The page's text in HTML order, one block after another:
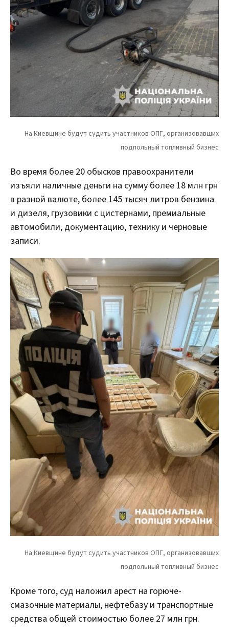
Во время более 20 обысков правоохранители
изъяли наличные деньги на сумму более 18 млн грн
в разной валюте, более 145 тысяч литров бензина
и дизеля, грузовики с цистернами, премиальные
автомобили, документацию, технику и черновые
записи.
Кроме того, суд наложил арест на горюче-
смазочные материалы, нефтебазу и транспортные
средства общей стоимостью более 27 млн грн.